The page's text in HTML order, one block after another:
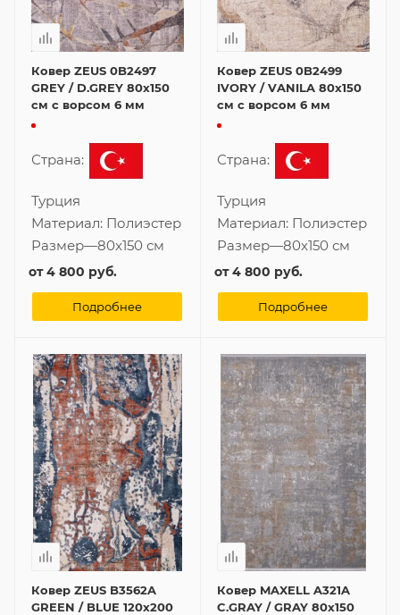
Ковер ZEUS 0B2497
GREY / D.GREY 80x150
см с ворсом 6 мм
Страна:
Турция
Материал: Полиэстер
Размер—80x150 см
от4 800 руб.
Подробнее
Ковер ZEUS 0B2499
IVORY / VANILA 80x150
см с ворсом 6 мм
Страна:
Турция
Материал: Полиэстер
Размер—80x150 см
от4 800 руб.
Подробнее
Ковер ZEUS B3562A
GREEN / BLUE 120x200
Ковер MAXELL A321A
C.GRAY / GRAY 80x150